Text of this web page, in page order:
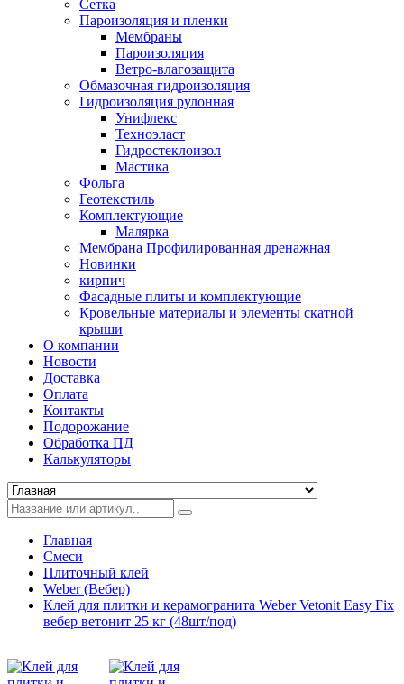
Сетка
Пароизоляция и пленки
Мембраны
Пароизоляция
Ветро-влагозащита
Обмазочная гидроизоляция
Гидроизоляция рулонная
Унифлекс
Техноэласт
Гидростеклоизол
Мастика
Фольга
Геотекстиль
Комплектующие
Малярка
Мембрана Профилированная дренажная
Новинки
кирпич
Фасадные плиты и комплектующие
Кровельные материалы и элементы скатной
крыши
О компании
Новости
Доставка
Оплата
Контакты
Подорожание
Обработка ПД
Калькуляторы
Главная
Смеси
Плиточный клей
Weber (Вебер)
Клей для плитки и керамогранита Weber Vetonit Easy Fix
вебер ветонит 25 кг (48шт/под)